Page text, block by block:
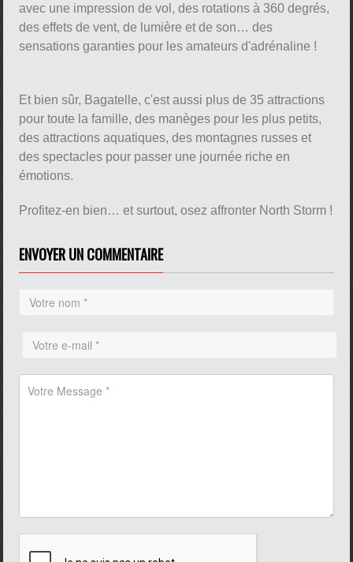
avec une impression de vol, des rotations à 360 degrés,
des effets de vent, de lumière et de son… des
sensations garanties pour les amateurs d'adrénaline !
Et bien sûr, Bagatelle, c'est aussi plus de 35 attractions
pour toute la famille, des manèges pour les plus petits,
des attractions aquatiques, des montagnes russes et
des spectacles pour passer une journée riche en
émotions.
Profitez-en bien… et surtout, osez affronter North Storm !
ENVOYER UN COMMENTAIRE